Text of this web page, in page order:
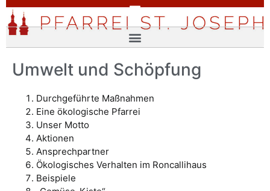
Umwelt und Schöpfung
Durchgeführte Maßnahmen
Eine ökologische Pfarrei
Unser Motto
Aktionen
Ansprechpartner
Ökologisches Verhalten im Roncallihaus
Beispiele